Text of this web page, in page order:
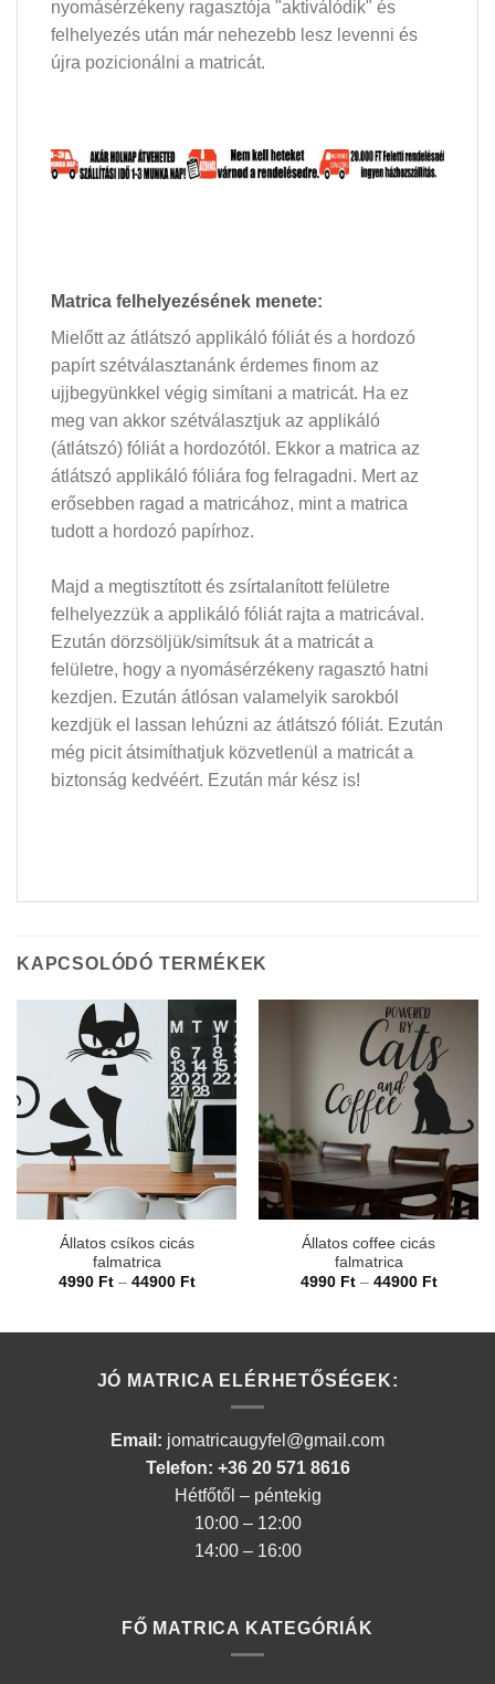
nyomásérzékeny ragasztója "aktiválódik" és
felhelyezés után már nehezebb lesz levenni és
újra pozicionálni a matricát.
Matrica felhelyezésének menete:
Mielőtt az átlátszó applikáló fóliát és a hordozó
papírt szétválasztanánk érdemes finom az
ujjbegyünkkel végig simítani a matricát. Ha ez
meg van akkor szétválasztjuk az applikáló
(átlátszó) fóliát a hordozótól. Ekkor a matrica az
átlátszó applikáló fóliára fog felragadni. Mert az
erősebben ragad a matricához, mint a matrica
tudott a hordozó papírhoz.
Majd a megtisztított és zsírtalanított felületre
felhelyezzük a applikáló fóliát rajta a matricával.
Ezután dörzsöljük/simítsuk át a matricát a
felületre, hogy a nyomásérzékeny ragasztó hatni
kezdjen. Ezután átlósan valamelyik sarokból
kezdjük el lassan lehúzni az átlátszó fóliát. Ezután
még picit átsimíthatjuk közvetlenül a matricát a
biztonság kedvéért. Ezután már kész is!
KAPCSOLÓDÓ TERMÉKEK
Állatos csíkos cicás
falmatrica
4990 Ft – 44900 FtÁrtartomány:
Állatos coffee cicás
falmatrica
4990 Ft – 44900 Ft
JÓ MATRICA ELÉRHETŐSÉGEK:
Email: jomatricaugyfel@gmail.com
Telefon: +36 20 571 8616
Hétfőtől – péntekig
10:00 – 12:00
14:00 – 16:00
FŐ MATRICA KATEGÓRIÁK